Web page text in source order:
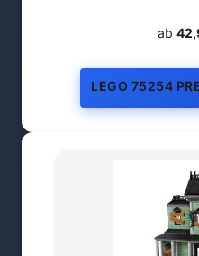
ab
LEGO 75254